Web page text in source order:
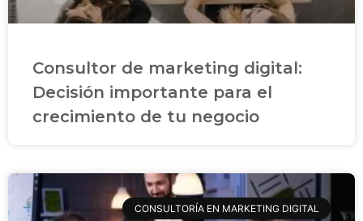
Consultor de marketing digital:
Decisión importante para el
crecimiento de tu negocio
CONSULTORÍA EN MARKETING DIGITAL